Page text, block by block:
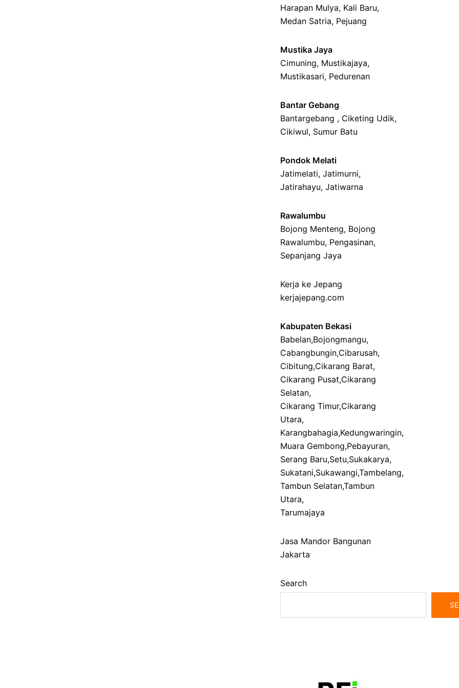
Harapan Mulya, Kali Baru,
Medan Satria, Pejuang
Mustika Jaya
Cimuning, Mustikajaya,
Mustikasari, Pedurenan
Bantar Gebang
Bantargebang , Ciketing Udik,
Cikiwul, Sumur Batu
Pondok Melati
Jatimelati, Jatimurni,
Jatirahayu, Jatiwarna
Rawalumbu
Bojong Menteng, Bojong
Rawalumbu, Pengasinan,
Sepanjang Jaya
Kerja ke Jepang
kerjajepang.com
Kabupaten Bekasi
Babelan,Bojongmangu,
Cabangbungin,Cibarusah,
Cibitung,Cikarang Barat,
Cikarang Pusat,Cikarang
Selatan,
Cikarang Timur,Cikarang
Utara,
Karangbahagia,Kedungwaringin,
Muara Gembong,Pebayuran,
Serang Baru,Setu,Sukakarya,
Sukatani,Sukawangi,Tambelang,
Tambun Selatan,Tambun
Utara,
Tarumajaya
Jasa Mandor Bangunan
Jakarta
Search